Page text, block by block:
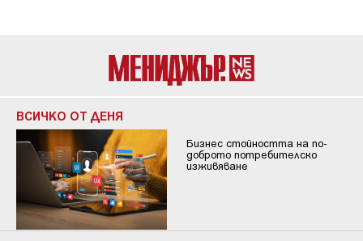
ВСИЧКО ОТ ДЕНЯ
Бизнес стойността на по-
доброто потребителско
изживяване